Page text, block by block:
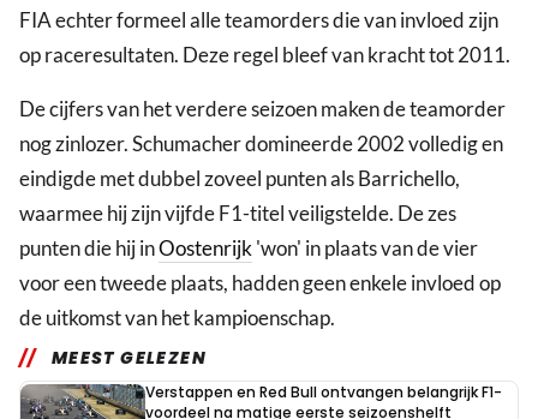
FIA echter formeel alle teamorders die van invloed zijn
op raceresultaten. Deze regel bleef van kracht tot 2011.
De cijfers van het verdere seizoen maken de teamorder
nog zinlozer. Schumacher domineerde 2002 volledig en
eindigde met dubbel zoveel punten als Barrichello,
waarmee hij zijn vijfde F1-titel veiligstelde. De zes
punten die hij inOostenrijk'won' in plaats van de vier
voor een tweede plaats, hadden geen enkele invloed op
de uitkomst van het kampioenschap.
MEEST GELEZEN
Verstappen en Red Bull ontvangen belangrijk F1-
voordeel na matige eerste seizoenshelft